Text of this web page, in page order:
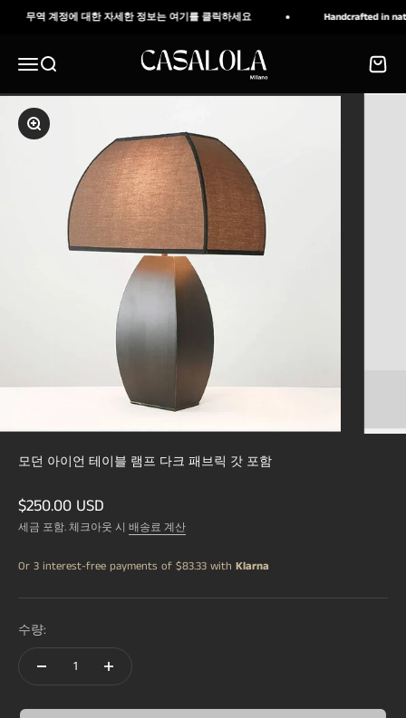
내용으로 건너뛰기
무역 계정에 대한 자세한 정보는 여기를 클릭하세요 Handcrafted in
메뉴검색 CASALOLA 장바
확대/축소
모던 아이언 테이블 램프 다크 패브릭 갓 포함
할인 가격
$250.00 USD
세금 포함. 체크아웃 시 배송료 계산
Or 3 interest-free payments of $83.33 with Klarna
수량: